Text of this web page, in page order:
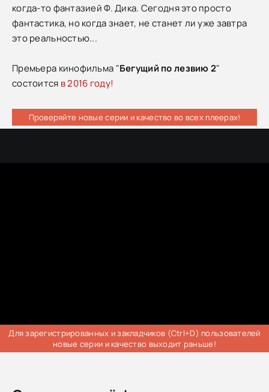
когда-то фантазией Ф. Дика. Сегодня это просто
фантастика, но когда знает, не станет ли уже завтра
это реальностью...
Премьера кинофильма "Бегущий по лезвию 2"
состоится в 2016 году!
Проверяйте новые серии и качество во всех плеерах!
Для зарегистрированных и закладчиков (Ctrl+D) пользователей
новые серии и качество выходит раньше!